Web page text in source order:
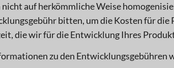
auf herkömmliche Weise
bitten, um die Kosten für
die wir für die Entwicklung Ihres
zu den Entwicklungsgebühren